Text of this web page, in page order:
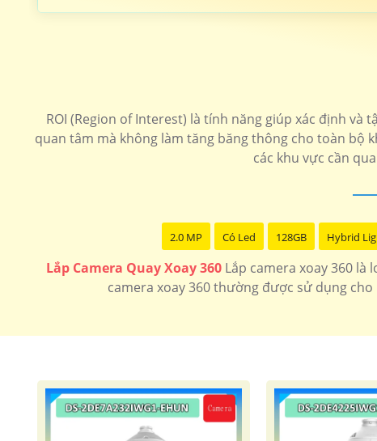
🗂 Camera wifi 360 c6n
📶 Camera 360 Wifi Dahua Ngoài trời
LẮP CAMERA XOAY 360 CHÍNH HÃNG
Camera xoay 360 có 2 loại sử dụng cho công trình
ROI (Region of Interest) là tính năng giúp xác định
quan tâm mà không làm tăng băng thông cho toàn bộ
các khu vực cần
2.0 MP Có Led 128GB Hybrid
Lắp Camera Quay Xoay 360 Lắp camera xoay 360
camera xoay 360 thường được sử dụng